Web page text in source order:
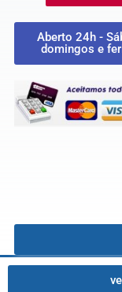
Aberto 24h -
domingos e